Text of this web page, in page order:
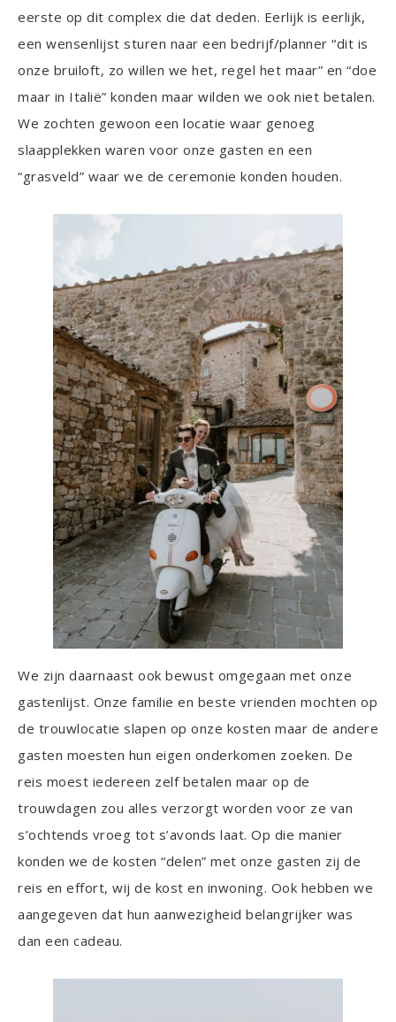
eerste op dit complex die dat deden. Eerlijk is eerlijk,
een wensenlijst sturen naar een bedrijf/planner “dit is
onze bruiloft, zo willen we het, regel het maar” en “doe
maar in Italië” konden maar wilden we ook niet betalen.
We zochten gewoon een locatie waar genoeg
slaapplekken waren voor onze gasten en een
“grasveld” waar we de ceremonie konden houden.
We zijn daarnaast ook bewust omgegaan met onze
gastenlijst. Onze familie en beste vrienden mochten op
de trouwlocatie slapen op onze kosten maar de andere
gasten moesten hun eigen onderkomen zoeken. De
reis moest iedereen zelf betalen maar op de
trouwdagen zou alles verzorgt worden voor ze van
s’ochtends vroeg tot s’avonds laat. Op die manier
konden we de kosten “delen” met onze gasten zij de
reis en effort, wij de kost en inwoning. Ook hebben we
aangegeven dat hun aanwezigheid belangrijker was
dan een cadeau.